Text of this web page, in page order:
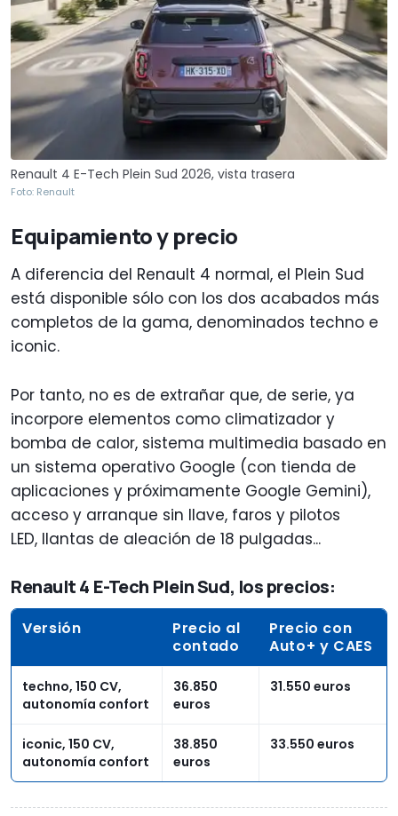
Renault 4 E-Tech Plein Sud 2026, vista trasera
Foto: Renault
Equipamiento y precio
A diferencia del Renault 4 normal, el Plein Sud
está disponible sólo con los dos acabados más
completos de la gama, denominados techno e
iconic.
Por tanto, no es de extrañar que, de serie, ya
incorpore elementos como climatizador y
bomba de calor, sistema multimedia basado en
un sistema operativo Google (con tienda de
aplicaciones y próximamente Google Gemini),
acceso y arranque sin llave, faros y pilotos
LED, llantas de aleación de 18 pulgadas...
Renault 4 E-Tech Plein Sud, los precios:
Versión
Precio al
contado
Precio con
Auto+ y CAES
techno, 150 CV,
autonomía confort
36.850
euros
31.550 euros
iconic, 150 CV,
autonomía confort
38.850
euros
33.550 euros